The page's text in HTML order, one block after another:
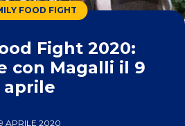
FOOD FIGHT
Fight 2020:
con Magalli il 9
aprile
APRILE 2020